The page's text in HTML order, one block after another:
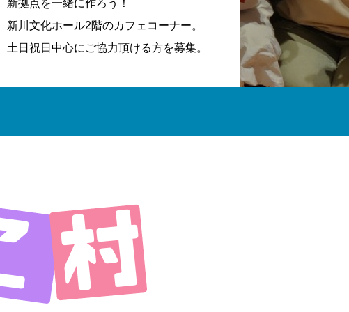
新拠点を一緒に作ろう！
新川文化ホール2階のカフェコーナー。
土日祝日中心にご協力頂ける方を募集。